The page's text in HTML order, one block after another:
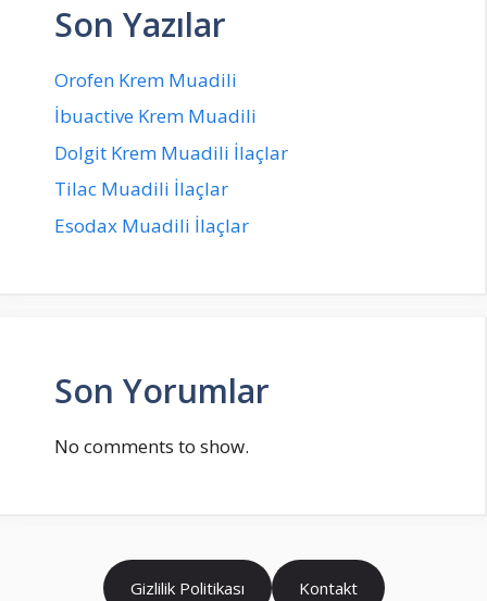
Son Yazılar
Orofen Krem Muadili
İbuactive Krem Muadili
Dolgit Krem Muadili İlaçlar
Tilac Muadili İlaçlar
Esodax Muadili İlaçlar
Son Yorumlar
No comments to show.
Gizlilik Politikası Kontakt